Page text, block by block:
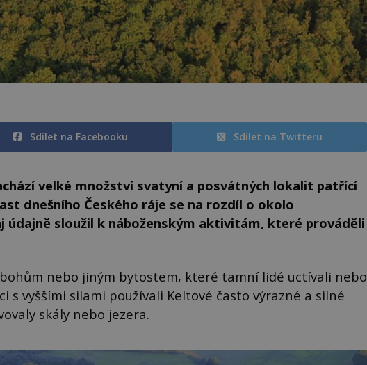
Sdílet na Facebooku Sdílet na Twitteru
velké množství svatyní a posvátných lokalit patřící
dnešního Českého ráje se na rozdíl o okolo
údajně sloužil k náboženským aktivitám, které prováděli
nebo jiným bytostem, které tamní lidé uctívali nebo
s vyššími silami používali Keltové často výrazné a silné
skály nebo jezera.